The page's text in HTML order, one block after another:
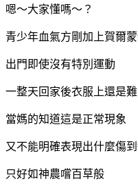
嗯～大家懂嗎～？
青少年血氣方剛加上賀爾
出門即使沒有特別運動
一整天回家後衣服上還是
當媽的知道這是正常現象
又不能明確表現出什麼傷
只好如神農嚐百草般